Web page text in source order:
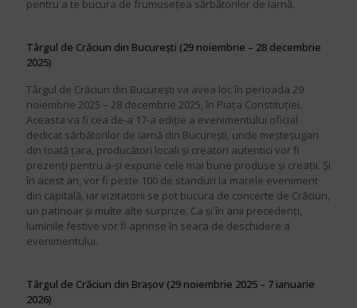
pentru a te bucura de frumusețea sărbătorilor de iarnă.
Târgul de Crăciun din București (29 noiembrie – 28 decembrie
2025)
Târgul de Crăciun din București va avea loc în perioada 29
noiembrie 2025 – 28 decembrie 2025, în Piața Constituției.
Aceasta va fi cea de-a 17-a ediție a evenimentului oficial
dedicat sărbătorilor de iarnă din București, unde meșteșugari
din toată țara, producători locali și creatori autentici vor fi
prezenți pentru a-și expune cele mai bune produse și creații. Și
în acest an, vor fi peste 100 de standuri la marele eveniment
din capitală, iar vizitatorii se pot bucura de concerte de Crăciun,
un patinoar și multe alte surprize. Ca și în anii precedenți,
luminile festive vor fi aprinse în seara de deschidere a
evenimentului.
Târgul de Crăciun din Brașov (29 noiembrie 2025 – 7 ianuarie
2026)